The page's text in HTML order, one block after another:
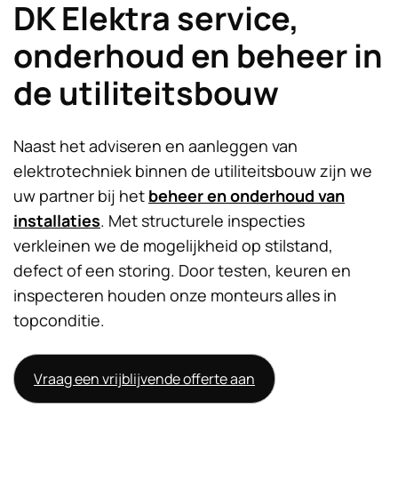
DK Elektra service,
onderhoud en beheer in
de utiliteitsbouw
Naast het adviseren en aanleggen van
elektrotechniek binnen de utiliteitsbouw zijn we
uw partner bij het beheer en onderhoud van
installaties. Met structurele inspecties
verkleinen we de mogelijkheid op stilstand,
defect of een storing. Door testen, keuren en
inspecteren houden onze monteurs alles in
topconditie.
Vraag een vrijblijvende offerte aan